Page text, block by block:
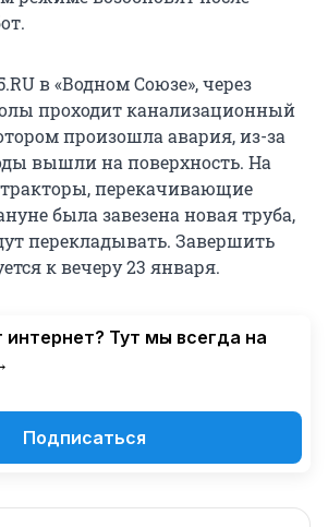
в «Водном Союзе», через
проходит канализационный
произошла авария, из-за
вышли на поверхность. На
перекачивающие
была завезена новая труба,
перекладывать. Завершить
к вечеру 23 января.
интернет? Тут мы всегда на
Подписаться